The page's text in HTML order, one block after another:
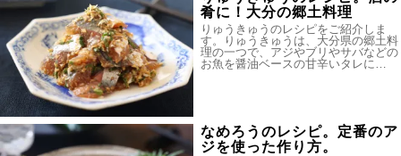
肴に！大分の郷土料理
りゅうきゅうのレシピをご紹介しま
す。りゅうきゅうは、大分県の郷土料
理の一つで、アジやブリやサバなどの
お魚を醤油ベースの甘辛いタレに…
なめろうのレシピ。定番のア
ジを使った作り方。